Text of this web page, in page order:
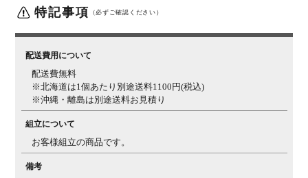
梱包重量 15.2kg
商品ページの写真と異なる場合がございますので、予め
ご了承ください。
特記事項 （必ずご確認ください）
配送費用について
配送費無料
※北海道は1個あたり別途送料1100円(税込)
※沖縄・離島は別途送料お見積り
組立について
お客様組立の商品です。
備考